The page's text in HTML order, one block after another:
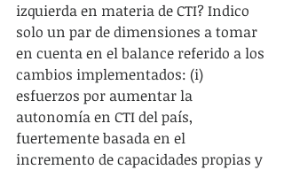
izquierda en materia de CTI? Indico
solo un par de dimensiones a tomar
en cuenta en el balance referido a los
cambios implementados: (i)
esfuerzos por aumentar la
autonomía en CTI del país,
fuertemente basada en el
incremento de capacidades propias y